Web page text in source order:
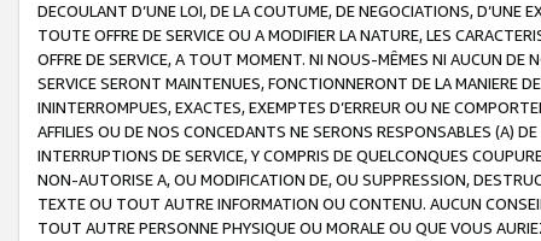
DECOULANT D’UNE LOI, DE LA COUTUME, DE NEGOCIATIONS, D’UNE
TOUTE OFFRE DE SERVICE OU A MODIFIER LA NATURE, LES
OFFRE DE SERVICE, A TOUT MOMENT. NI NOUS-MÊMES NI AUCUN DE
SERVICE SERONT MAINTENUES, FONCTIONNERONT DE LA MANIERE
ININTERROMPUES, EXACTES, EXEMPTES D’ERREUR OU NE
AFFILIES OU DE NOS CONCEDANTS NE SERONS RESPONSABLES (A)
INTERRUPTIONS DE SERVICE, Y COMPRIS DE QUELCONQUES
NON-AUTORISE A, OU MODIFICATION DE, OU SUPPRESSION,
TEXTE OU TOUT AUTRE INFORMATION OU CONTENU. AUCUN
TOUT AUTRE PERSONNE PHYSIQUE OU MORALE OU QUE VOUS